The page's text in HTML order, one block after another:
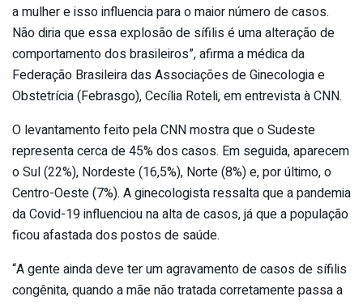
a mulher e isso influencia para o maior número de casos.
Não diria que essa explosão de sífilis é uma alteração de
comportamento dos brasileiros”, afirma a médica da
Federação Brasileira das Associações de Ginecologia e
Obstetrícia (Febrasgo), Cecília Roteli, em entrevista à CNN.
O levantamento feito pela CNN mostra que o Sudeste
representa cerca de 45% dos casos. Em seguida, aparecem
o Sul (22%), Nordeste (16,5%), Norte (8%) e, por último, o
Centro-Oeste (7%). A ginecologista ressalta que a pandemia
da Covid-19 influenciou na alta de casos, já que a população
ficou afastada dos postos de saúde.
“A gente ainda deve ter um agravamento de casos de sífilis
congênita, quando a mãe não tratada corretamente passa a